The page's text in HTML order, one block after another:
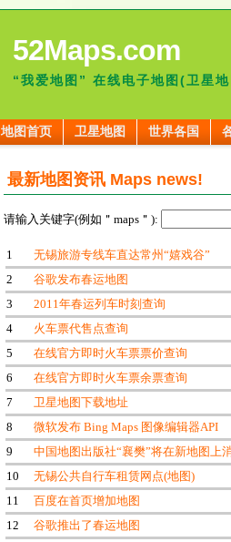
52Maps.com
“我爱地图” 在线电子地图(卫星
地图首页 卫星地图 世界各国
最新地图资讯 Maps news!
请输入关键字(例如＂maps＂):
1 无锡旅游专线车直达常州“嬉戏谷”
2
谷歌发布春运地图
3
2011年春运列车时刻查询
4
火车票代售点查询
5
在线官方即时火车票票价查询
6
在线官方即时火车票余票查询
7
卫星地图下载地址
8
微软发布 Bing Maps 图像编辑器API
9
中国地图出版社“襄樊”将在新地图上
10
无锡公共自行车租赁网点(地图)
11
百度在首页增加地图
12
谷歌推出了春运地图